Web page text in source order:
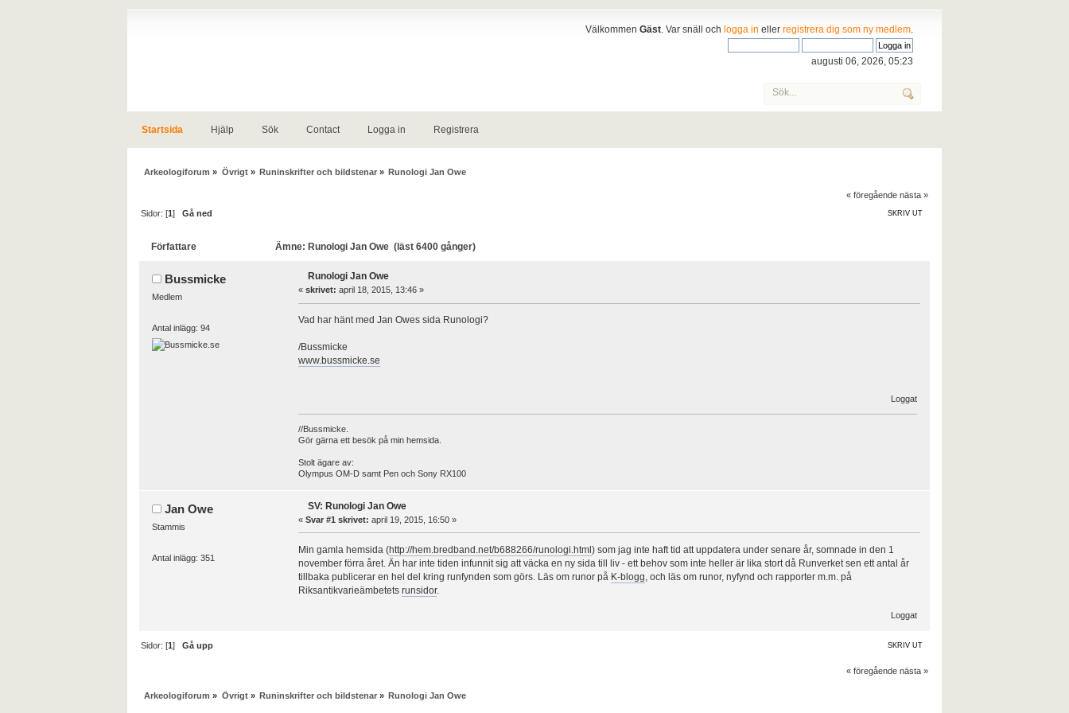
VälkommenGäst . Var snäll ochlogga in ellerregistrera dig som ny medlem
augusti 06, 2026, 05:23
Startsida Hjälp Sök Contact Logga in Registrera
Arkeologiforum » Övrigt» Runinskrifter och bildstenar» Runologi Jan Owe
« föregående nästa »
SKRIV UT
Sidor: [1]Gå ned
Författare Ämne: Runologi Jan Owe (läst 6400 gånger)
Bussmicke
Medlem
Antal inlägg: 94
Runologi Jan Owe
« skrivet: april 18, 2015, 13:46 »
Vad har hänt med Jan Owes sida Runologi?
/Bussmicke
www.bussmicke.se
Loggat
//Bussmicke.
Gör gärna ett besök på min hemsida.
Stolt ägare av:
Olympus OM-D samt Pen och Sony RX100
Jan Owe
Stammis
Antal inlägg: 351
SV: Runologi Jan Owe
« Svar #1 skrivet: april 19, 2015, 16:50 »
Min gamla hemsida (http://hem.bredband.net/b688266/runologi.html ) som jag inte haft tid att uppdatera under senare år, somnade in den 1
november förra året. Än har inte tiden infunnit sig att väcka en ny sida till liv - ett behov som inte heller är lika stort då Runverket sen ett antal år
tillbaka publicerar en hel del kring runfynden som görs. Läs om runor på K-blogg, och läs om runor, nyfynd och rapporter m.m. på
Riksantikvarieämbetets runsidor.
Loggat
SKRIV UT
Sidor: [1]Gå upp
« föregående nästa »
Arkeologiforum » Övrigt» Runinskrifter och bildstenar» Runologi Jan Owe